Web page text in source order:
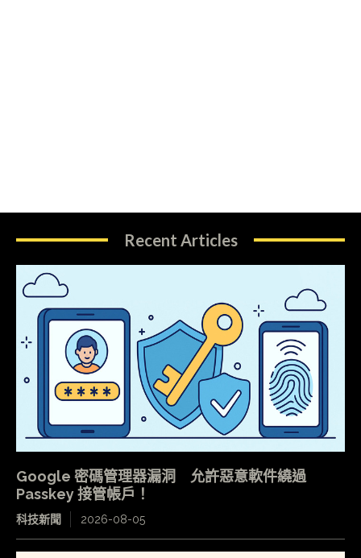
Recent Articles
Google 密碼管理器漏洞 允許惡意軟件繞過
Passkey 接管帳戶！
科技新聞 2026-08-05